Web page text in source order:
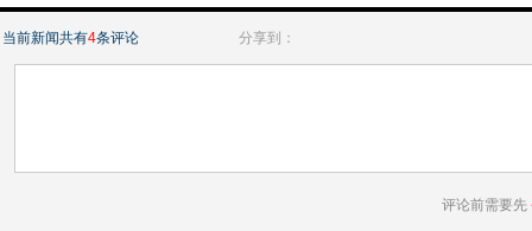
当前新闻共有4条评论 分享到：
评论前需要先